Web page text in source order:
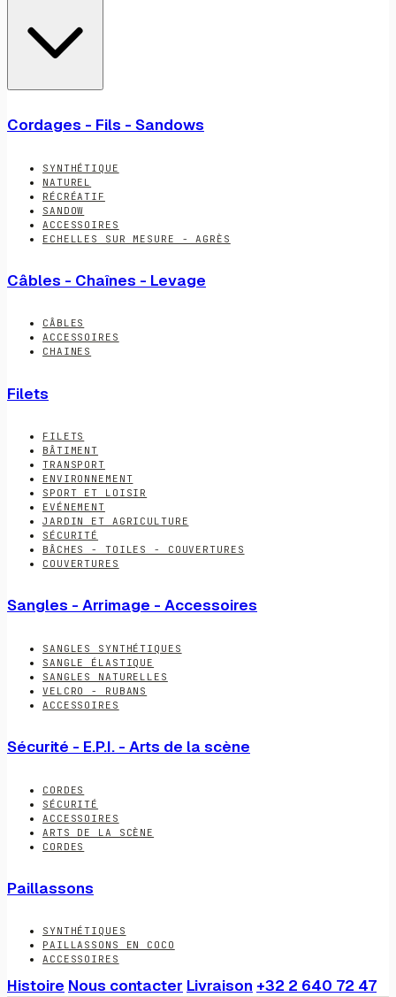
Cordages - Fils - Sandows
SYNTHÉTIQUE
NATUREL
RÉCRÉATIF
SANDOW
ACCESSOIRES
ECHELLES SUR MESURE - AGRÈS
Câbles - Chaînes - Levage
CÂBLES
ACCESSOIRES
CHAINES
Filets
FILETS
BÂTIMENT
TRANSPORT
ENVIRONNEMENT
SPORT ET LOISIR
EVÉNEMENT
JARDIN ET AGRICULTURE
SÉCURITÉ
BÂCHES - TOILES - COUVERTURES
COUVERTURES
Sangles - Arrimage - Accessoires
SANGLES SYNTHÉTIQUES
SANGLE ÉLASTIQUE
SANGLES NATURELLES
VELCRO - RUBANS
ACCESSOIRES
Sécurité - E.P.I. - Arts de la scène
CORDES
SÉCURITÉ
ACCESSOIRES
ARTS DE LA SCÈNE
CORDES
Paillassons
SYNTHÉTIQUES
PAILLASSONS EN COCO
ACCESSOIRES
Histoire Nous contacter Livraison +32 2 640 72 47